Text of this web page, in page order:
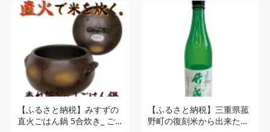
【ふるさと納税】みすずの
直火ごはん鍋 5合炊き_ ご
【ふるさと納税】三重県菰
野町の復刻米から出来た日